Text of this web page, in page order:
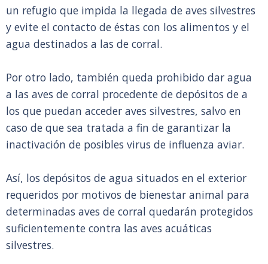
un refugio que impida la llegada de aves silvestres
y evite el contacto de éstas con los alimentos y el
agua destinados a las de corral.
Por otro lado, también queda prohibido dar agua
a las aves de corral procedente de depósitos de a
los que puedan acceder aves silvestres, salvo en
caso de que sea tratada a fin de garantizar la
inactivación de posibles virus de influenza aviar.
Así, los depósitos de agua situados en el exterior
requeridos por motivos de bienestar animal para
determinadas aves de corral quedarán protegidos
suficientemente contra las aves acuáticas
silvestres.